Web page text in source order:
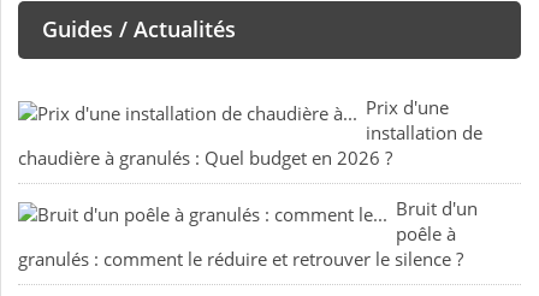
Guides / Actualités
Prix d'une
installation de
chaudière à granulés : Quel budget en 2026 ?
Bruit d'un
poêle à
granulés : comment le réduire et retrouver le silence ?